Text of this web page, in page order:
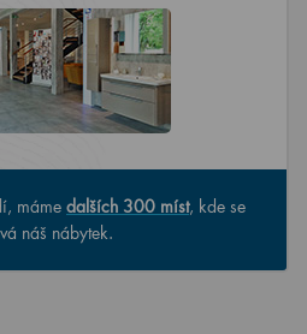
máme dalších 300 míst, kde se
náš nábytek.